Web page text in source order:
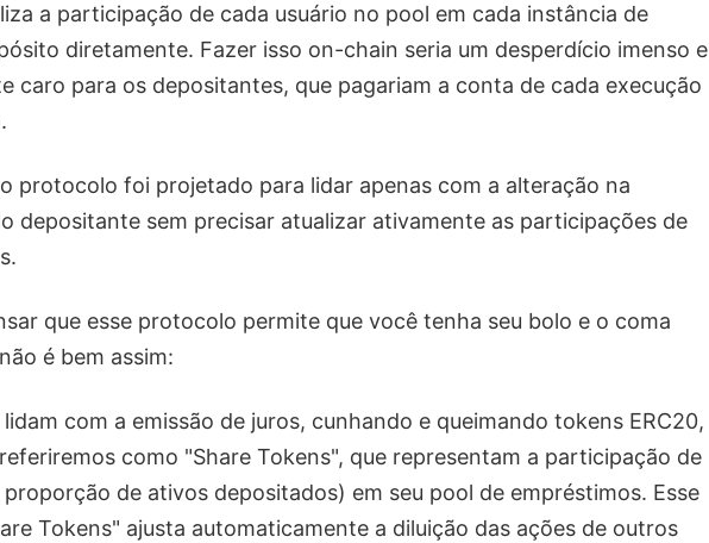
a participação de cada usuário no pool em cada instância de
diretamente. Fazer isso on-chain seria um desperdício imenso e
caro para os depositantes, que pagariam a conta de cada execução
protocolo foi projetado para lidar apenas com a alteração na
depositante sem precisar atualizar ativamente as participações de
que esse protocolo permite que você tenha seu bolo e o coma
é bem assim:
com a emissão de juros, cunhando e queimando tokens ERC20,
como "Share Tokens", que representam a participação de
de ativos depositados) em seu pool de empréstimos. Esse
Tokens" ajusta automaticamente a diluição das ações de outros